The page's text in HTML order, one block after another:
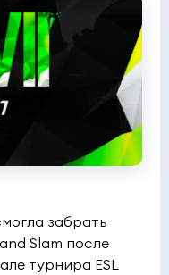
забрать
Slam после
турнира ESL